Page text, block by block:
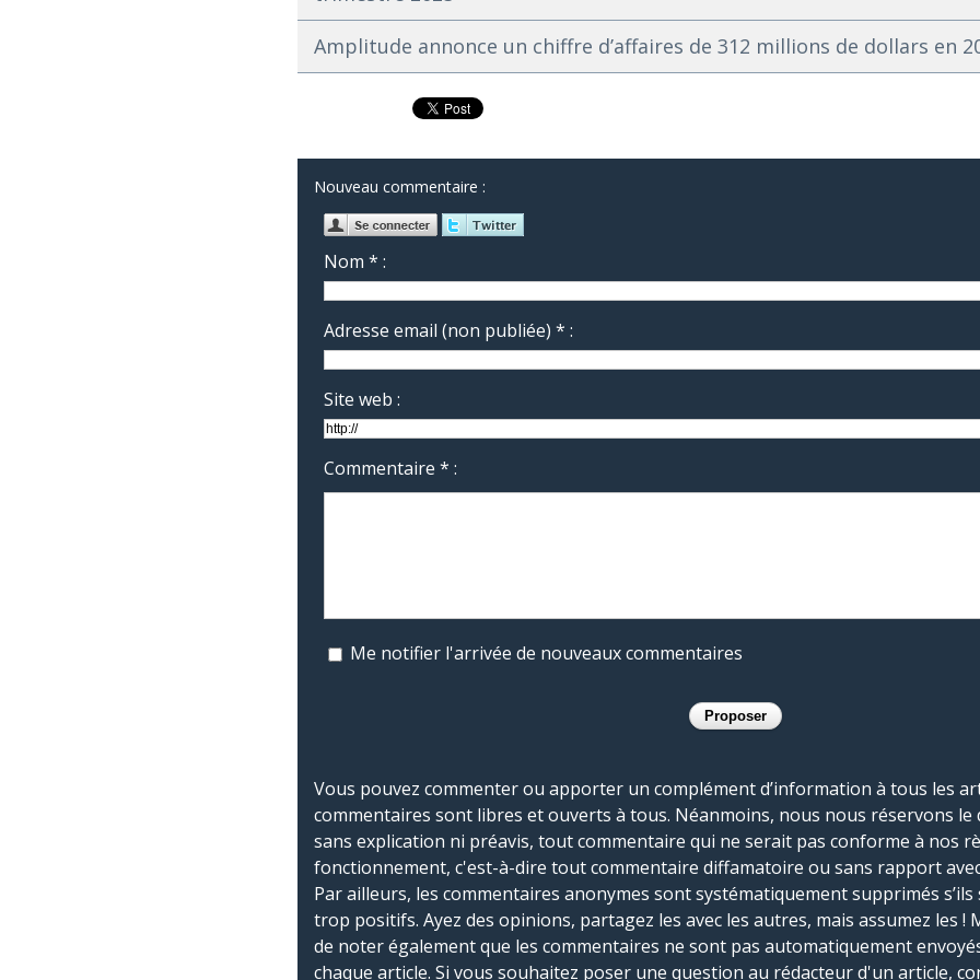
Amplitude annonce un chiffre d’affaires de 312 millions de dollars en
Nouveau commentaire :
Nom * :
Adresse email (non publiée) * :
Site web :
Commentaire * :
Me notifier l'arrivée de nouveaux commentaires
Vous pouvez commenter ou apporter un complément d’information à tous les
commentaires sont libres et ouverts à tous. Néanmoins, nous nous réservons
sans explication ni préavis, tout commentaire qui ne serait pas conforme à nos
fonctionnement, c'est-à-dire tout commentaire diffamatoire ou sans rapport avec
Par ailleurs, les commentaires anonymes sont systématiquement supprimés
trop positifs. Ayez des opinions, partagez les avec les autres, mais assumez les !
de noter également que les commentaires ne sont pas automatiquement
chaque article. Si vous souhaitez poser une question au rédacteur d'un article,